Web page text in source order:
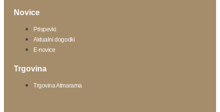
Novice
Prispevki
Aktualni dogodki
E-novice
Trgovina
Trgovina Atmarama